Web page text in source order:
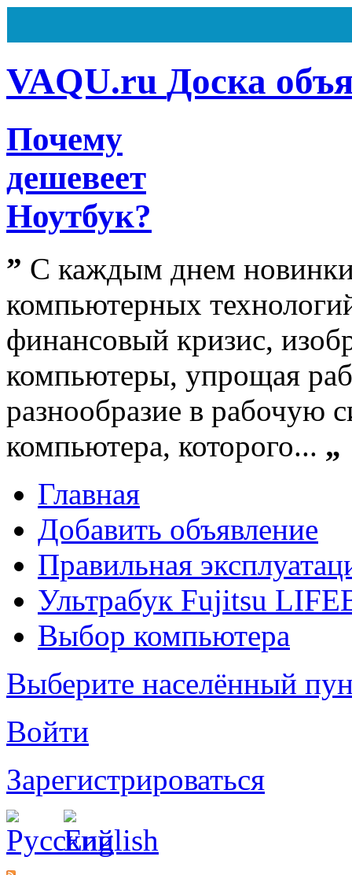
VAQU.ru Доска
Почему
дешевеет
Ноутбук?
” С каждым днем
компьютерных
финансовый кризис,
компьютеры, упрощая
разнообразие в рабочую
компьютера, которого... „
Главная
Добавить объявление
Правильная
Ультрабук Fujitsu
Выбор компьютера
Выберите населённый
Войти
Зарегистрироваться